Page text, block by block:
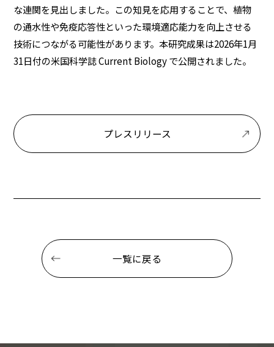
な連関を見出しました。この知見を応用することで、植物
の通水性や免疫応答性といった環境適応能力を向上させる
技術につながる可能性があります。本研究成果は2026年1月
31日付の米国科学誌 Current Biology で公開されました。
プレスリリース
一覧に戻る